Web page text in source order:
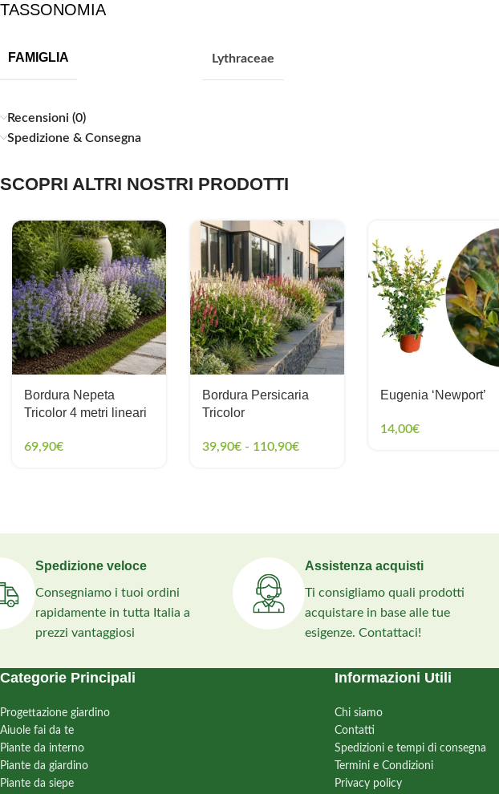
TASSONOMIA
FAMIGLIA Lythraceae
Recensioni (0)
Spedizione & Consegna
SCOPRI ALTRI NOSTRI PRODOTTI
Bordura Nepeta
Tricolor 4 metri lineari
69,90€
Bordura Persicaria
Tricolor
39,90€ - 110,90€
Eugenia ‘Newport’
14,00€
Spedizione veloce
Consegniamo i tuoi ordini
rapidamente in tutta Italia a
prezzi vantaggiosi
Assistenza acquisti
Ti consigliamo quali prodotti
acquistare in base alle tue
esigenze. Contattaci!
Categorie Principali
Progettazione giardino
Aiuole fai da te
Piante da interno
Piante da giardino
Piante da siepe
Informazioni Utili
Chi siamo
Contatti
Spedizioni e tempi di consegna
Termini e Condizioni
Privacy policy